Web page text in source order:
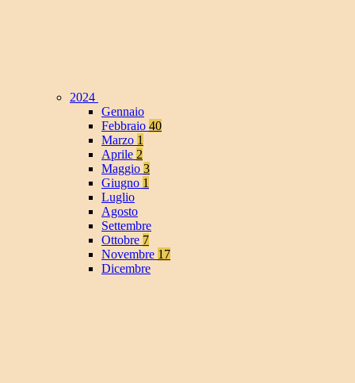
2024
Gennaio
Febbraio 40
Marzo 1
Aprile 2
Maggio 3
Giugno 1
Luglio
Agosto
Settembre
Ottobre 7
Novembre 17
Dicembre